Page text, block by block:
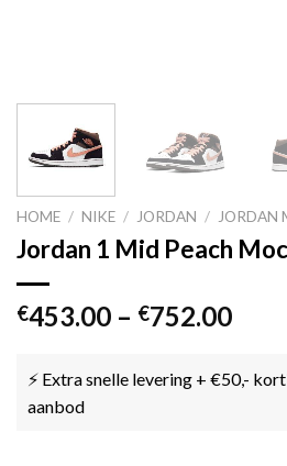
HOME / NIKE / JORDAN / JORDAN
Jordan 1 Mid Peach
€453.00 – €752.00
⚡ Extra snelle levering + €50,-
aanbod